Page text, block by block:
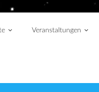
Veranstaltungen